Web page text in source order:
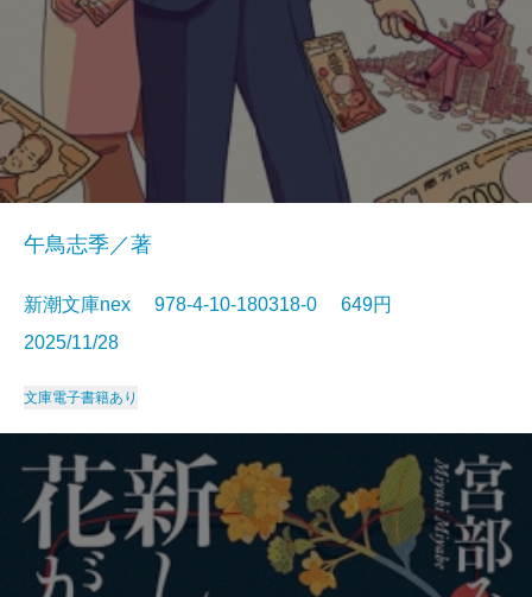
午鳥志季／著
新潮文庫nex 978-4-10-180318-0 649円
2025/11/28
文庫電子書籍あり